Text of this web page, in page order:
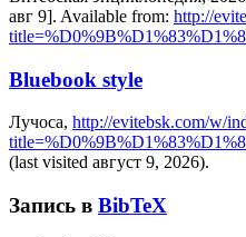
авг 9]. Available from: http://
Bluebook style
Лучоса, http://evitebsk.com/w/
(last visited август 9, 2026).
Запись в BibTeX